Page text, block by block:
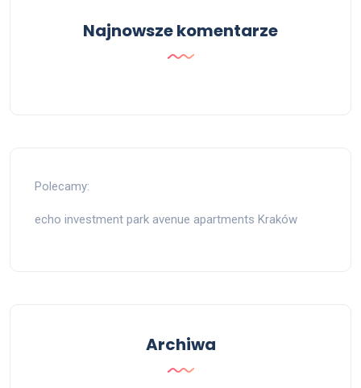
Najnowsze komentarze
Polecamy:
echo investment park avenue apartments Kraków
Archiwa